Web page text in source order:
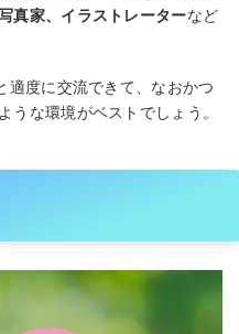
真家、イラストレーターなど
適度に交流できて、なおかつ
うな環境がベストでしょう。